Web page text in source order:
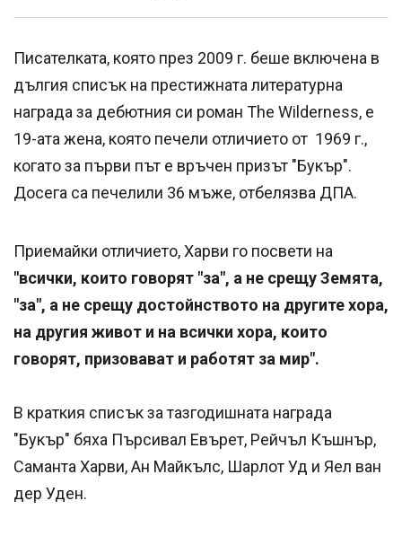
Писателката, която през 2009 г. беше включена в
дългия списък на престижната литературна
награда за дебютния си роман The Wilderness, е
19-ата жена, която печели отличието от 1969 г.,
когато за първи път е връчен призът "Букър".
Досега са печелили 36 мъже, отбелязва ДПА.
Приемайки отличието, Харви го посвети на
"всички, които говорят "за", а не срещу Земята,
"за", а не срещу достойнството на другите хора,
на другия живот и на всички хора, които
говорят, призовават и работят за мир".
В краткия списък за тазгодишната награда
"Букър" бяха Пърсивал Евърет, Рейчъл Къшнър,
Саманта Харви, Ан Майкълс, Шарлот Уд и Яел ван
дер Уден.